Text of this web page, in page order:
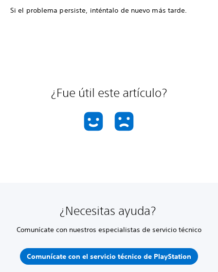
Si el problema persiste, inténtalo de nuevo más tarde.
¿Fue útil este artículo?
¿Necesitas ayuda?
Comunícate con nuestros especialistas de servicio técnico
Comunícate con el servicio técnico de PlayStation